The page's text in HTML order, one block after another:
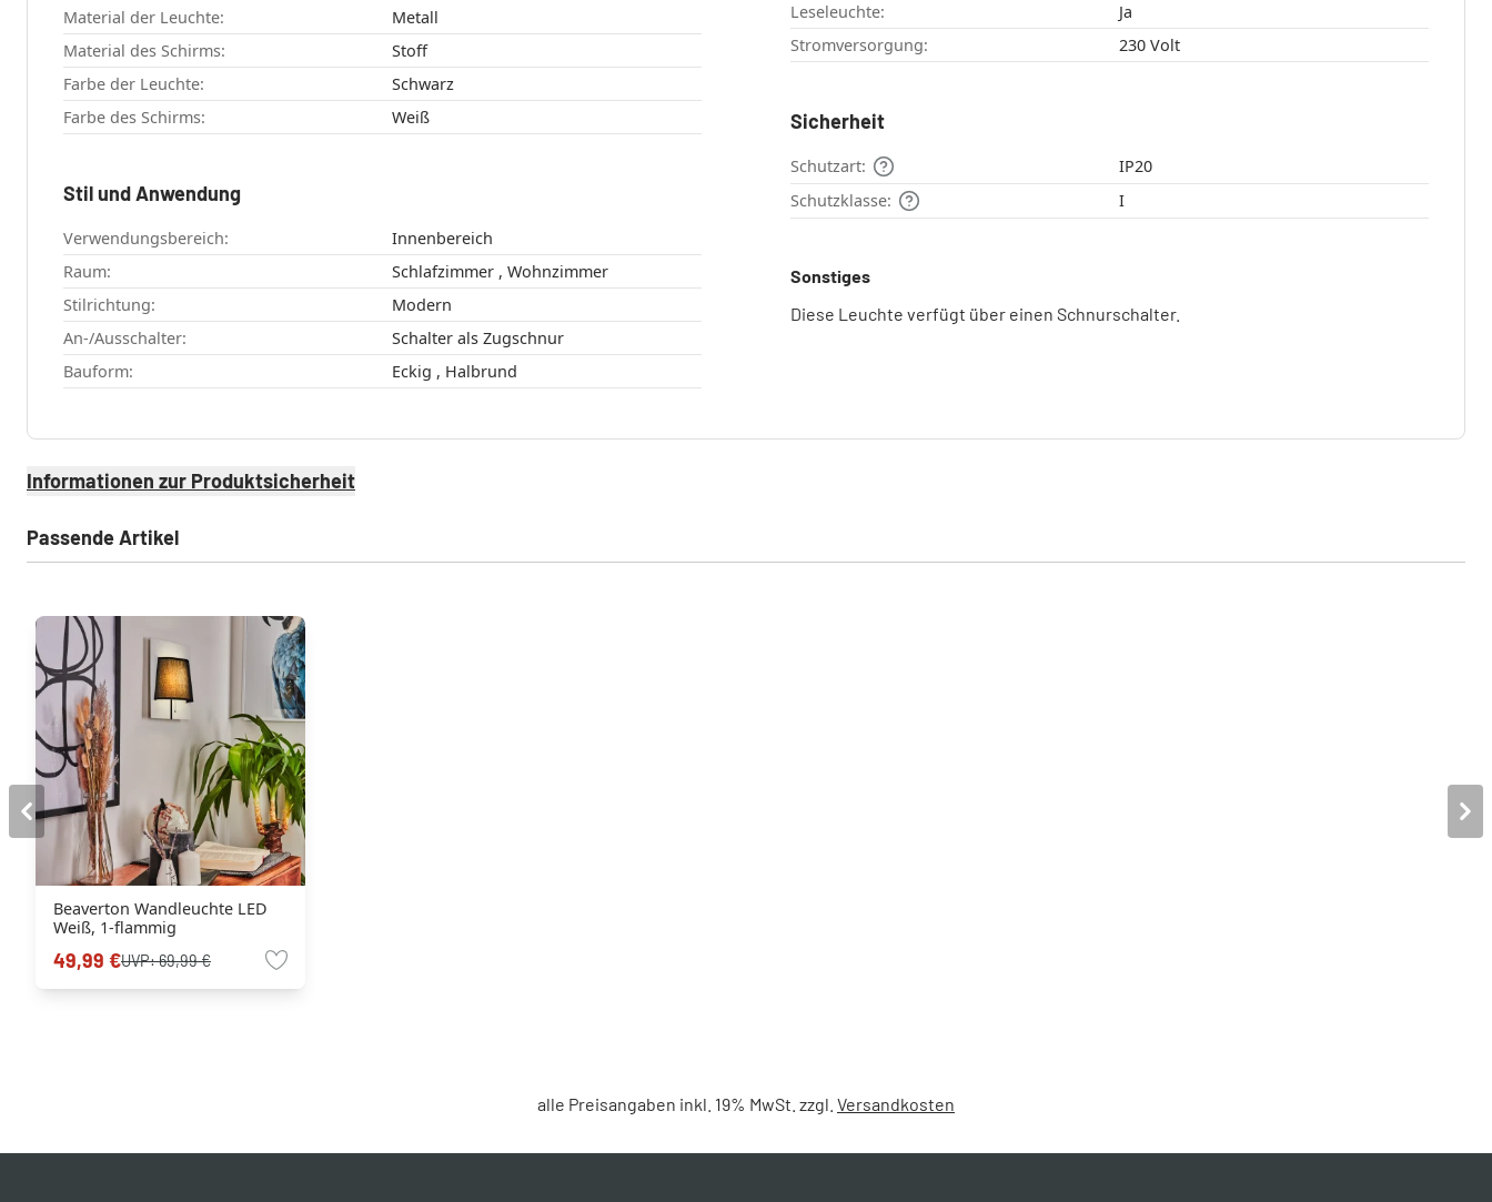
Material der Leuchte:
Metall
Material des Schirms:
Stoff
Farbe der Leuchte:
Schwarz
Farbe des Schirms:
Weiß
Stil und Anwendung
Verwendungsbereich:
Innenbereich
Raum:
Schlafzimmer , Wohnzimmer
Stilrichtung:
Modern
An-/Ausschalter:
Schalter als Zugschnur
Bauform:
Eckig , Halbrund
Leseleuchte:
Ja
Stromversorgung:
230 Volt
Sicherheit
Schutzart:
IP20
Schutzklasse:
I
Sonstiges
Diese Leuchte verfügt über einen Schnurschalter.
Informationen zur Produktsicherheit
Passende Artikel
Beaverton Wandleuchte LED
Weiß, 1-flammig
49,99 €UVP:69,99 €
alle Preisangaben inkl. 19% MwSt. zzgl. Versandkosten